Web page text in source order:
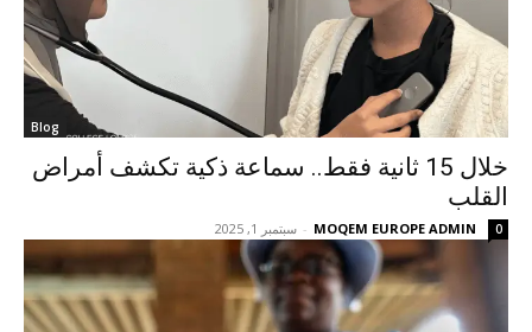
Blog
خلال 15 ثانية فقط.. سماعة ذكية تكشف أمراض
القلب
MOQEM EUROPE ADMIN
- سبتمبر 1, 2025 0